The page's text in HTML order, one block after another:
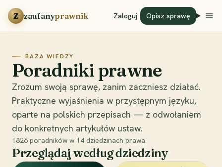
Przejdź do treści
Z zaufanyprawnik Zaloguj Opisz sprawę
BAZA WIEDZY
Poradniki prawne
Zrozum swoją sprawę, zanim zaczniesz działać.
Praktyczne wyjaśnienia w przystępnym języku,
oparte na polskich przepisach — z odwołaniem
do konkretnych artykułów ustaw.
1826 poradników w 14 dziedzinach prawa
Przeglądaj według dziedziny